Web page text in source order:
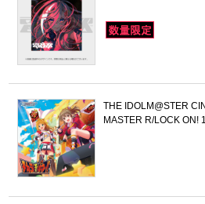
THE IDOLM@STER
MASTER R/LOCK ON!